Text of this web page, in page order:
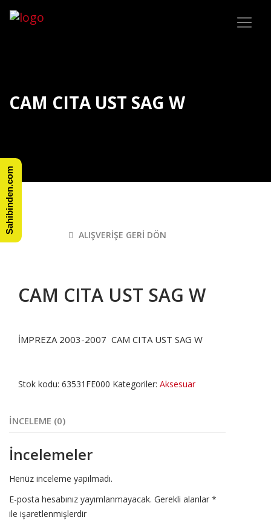
CAM CITA UST SAG W
ALIŞVERIŞE GERI DÖN
CAM CITA UST SAG W
İMPREZA 2003-2007 CAM CITA UST SAG W
Stok kodu: 63531FE000 Kategoriler: Aksesuar
İNCELEME (0)
İncelemeler
Henüz inceleme yapılmadı.
E-posta hesabınız yayımlanmayacak. Gerekli alanlar *
ile işaretlenmişlerdir
Sahibinden.com